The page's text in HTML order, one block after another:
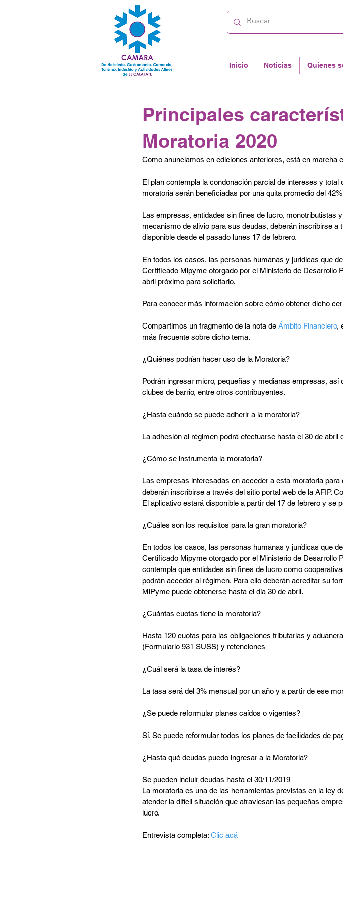
Inicio Noticias Quienes
Principales
Moratoria 2020
Como anunciamos en ediciones anteriores, está en marcha
El plan contempla la condonación parcial de intereses y
moratoria serán beneficiadas por una quita promedio del
Las empresas, entidades sin fines de lucro, monotributistas
mecanismo de alivio para sus deudas, deberán inscribirse a
disponible desde el pasado lunes 17 de febrero.
En todos los casos, las personas humanas y jurídicas que
Certificado Mipyme otorgado por el Ministerio de Desarrollo
abril próximo para solicitarlo.
Para conocer más información sobre cómo obtener dicho
Compartimos un fragmento de la nota de Ámbito Financiero,
más frecuente sobre dicho tema.
¿Quiénes podrían hacer uso de la Moratoria?
Podrán ingresar micro, pequeñas y medianas empresas,
clubes de barrio, entre otros contribuyentes.
¿Hasta cuándo se puede adherir a la moratoria?
La adhesión al régimen podrá efectuarse hasta el 30 de abril
¿Cómo se instrumenta la moratoria?
Las empresas interesadas en acceder a esta moratoria
deberán inscribirse a través del sitio portal web de la AFIP.
El aplicativo estará disponible a partir del 17 de febrero y se
¿Cuáles son los requisitos para la gran moratoria?
En todos los casos, las personas humanas y jurídicas que
Certificado Mipyme otorgado por el Ministerio de Desarrollo
contempla que entidades sin fines de lucro como
podrán acceder al régimen. Para ello deberán acreditar su
MiPyme puede obtenerse hasta el día 30 de abril.
¿Cuántas cuotas tiene la moratoria?
Hasta 120 cuotas para las obligaciones tributarias y
(Formulario 931 SUSS) y retenciones
¿Cuál será la tasa de interés?
La tasa será del 3% mensual por un año y a partir de ese
¿Se puede reformular planes caídos o vigentes?
Sí. Se puede reformular todos los planes de facilidades de
¿Hasta qué deudas puedo ingresar a la Moratoria?
Se pueden incluir deudas hasta el 30/11/2019
La moratoria es una de las herramientas previstas en la ley
atender la difícil situación que atraviesan las pequeñas
lucro.
Entrevista completa: Clic acá